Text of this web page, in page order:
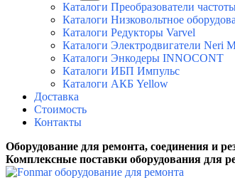
Каталоги Преобразователи
Каталоги Низковольтное
Каталоги Редукторы Varvel
Каталоги Электродвигатели Neri
Каталоги Энкодеры INNOCONT
Каталоги ИБП Импульс
Каталоги АКБ Yellow
Доставка
Стоимость
Контакты
Оборудование для ремонта, соединения и
Комплексные поставки оборудования для